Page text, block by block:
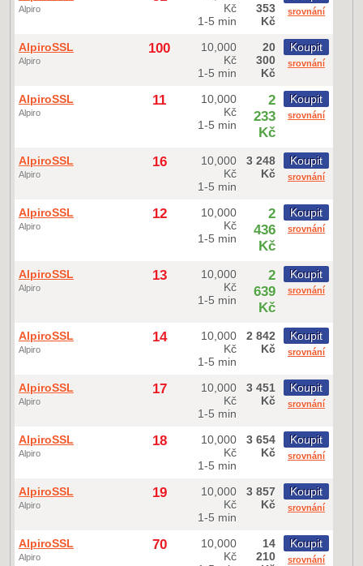
Alpiro
Kč
1-5 min
353
Kč
srovnání
AlpiroSSL
Alpiro
100
10,000
Kč
1-5 min
20
300
Kč
Koupit
srovnání
AlpiroSSL
Alpiro
11
10,000
Kč
1-5 min
2
233
Kč
Koupit
srovnání
AlpiroSSL
Alpiro
16
10,000
Kč
1-5 min
3 248
Kč
Koupit
srovnání
AlpiroSSL
Alpiro
12
10,000
Kč
1-5 min
2
436
Kč
Koupit
srovnání
AlpiroSSL
Alpiro
13
10,000
Kč
1-5 min
2
639
Kč
Koupit
srovnání
AlpiroSSL
Alpiro
14
10,000
Kč
1-5 min
2 842
Kč
Koupit
srovnání
AlpiroSSL
Alpiro
17
10,000
Kč
1-5 min
3 451
Kč
Koupit
srovnání
AlpiroSSL
Alpiro
18
10,000
Kč
1-5 min
3 654
Kč
Koupit
srovnání
AlpiroSSL
Alpiro
19
10,000
Kč
1-5 min
3 857
Kč
Koupit
srovnání
AlpiroSSL
Alpiro
70
10,000
Kč
14
210
Koupit
srovnání